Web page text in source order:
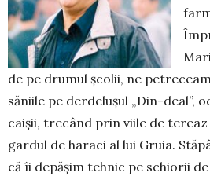
de pe drumul școlii, ne
săniile pe derdelușul „Din-deal”,
caișii, trecând prin viile de
gardul de haraci al lui Gruia.
că îi depășim tehnic pe schiorii